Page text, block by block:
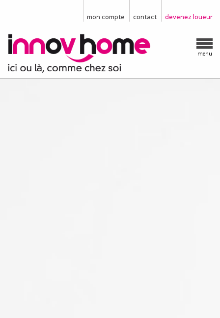
devenez loueur
contact
mon compte
menu